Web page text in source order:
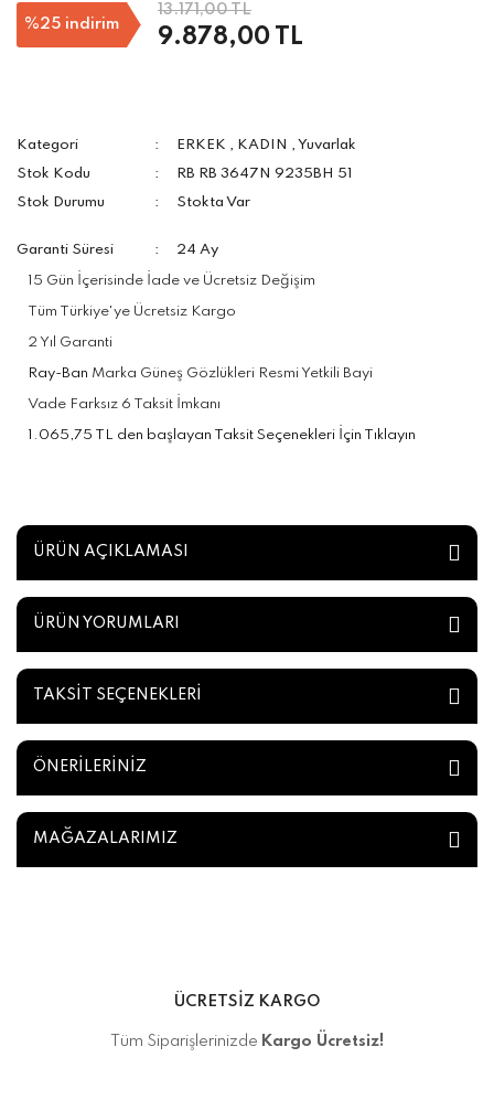
%25 indirim
13.171,00 TL
9.878,00 TL
Kategori ERKEK , KADIN ,Yuvarlak
Stok Kodu
RB RB 3647N 9235BH 51
Stok Durumu
Stokta Var
Garanti Süresi 24 Ay
15 Gün İçerisinde İade ve Ücretsiz Değişim
Tüm Türkiye'ye Ücretsiz Kargo
2 Yıl Garanti
Ray-Ban Marka Güneş Gözlükleri Resmi Yetkili Bayi
Vade Farksız 6 Taksit İmkanı
1.065,75 TL den başlayan Taksit Seçenekleri İçin Tıklayın
ÜRÜN AÇIKLAMASI
ÜRÜN YORUMLARI
TAKSİT SEÇENEKLERİ
ÖNERİLERİNİZ
MAĞAZALARIMIZ
ÜCRETSİZ KARGO
Tüm Siparişlerinizde Kargo Ücretsiz!